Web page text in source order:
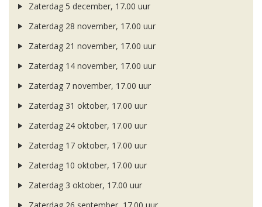
Zaterdag 5 december, 17.00 uur
Zaterdag 28 november, 17.00 uur
Zaterdag 21 november, 17.00 uur
Zaterdag 14 november, 17.00 uur
Zaterdag 7 november, 17.00 uur
Zaterdag 31 oktober, 17.00 uur
Zaterdag 24 oktober, 17.00 uur
Zaterdag 17 oktober, 17.00 uur
Zaterdag 10 oktober, 17.00 uur
Zaterdag 3 oktober, 17.00 uur